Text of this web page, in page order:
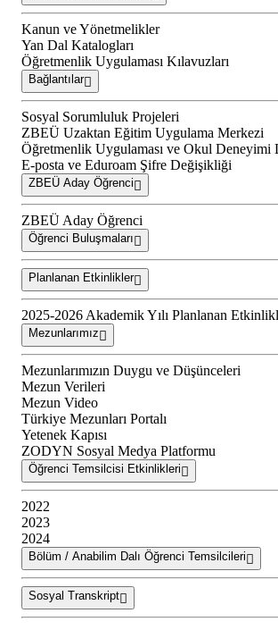
Kanun ve Yönetmelikler
Yan Dal Katalogları
Öğretmenlik Uygulaması Kılavuzları
Bağlantılar
Sosyal Sorumluluk Projeleri
ZBEÜ Uzaktan Eğitim Uygulama Merkezi
Öğretmenlik Uygulaması ve Okul Deneyimi
E-posta ve Eduroam Şifre Değişikliği
ZBEÜ Aday Öğrenci
ZBEÜ Aday Öğrenci
Öğrenci Buluşmaları
Planlanan Etkinlikler
2025-2026 Akademik Yılı Planlanan
Mezunlarımız
Mezunlarımızın Duygu ve Düşünceleri
Mezun Verileri
Mezun Video
Türkiye Mezunları Portalı
Yetenek Kapısı
ZODYN Sosyal Medya Platformu
Öğrenci Temsilcisi Etkinlikleri
2022
2023
2024
Bölüm / Anabilim Dalı Öğrenci Temsilcileri
Sosyal Transkript